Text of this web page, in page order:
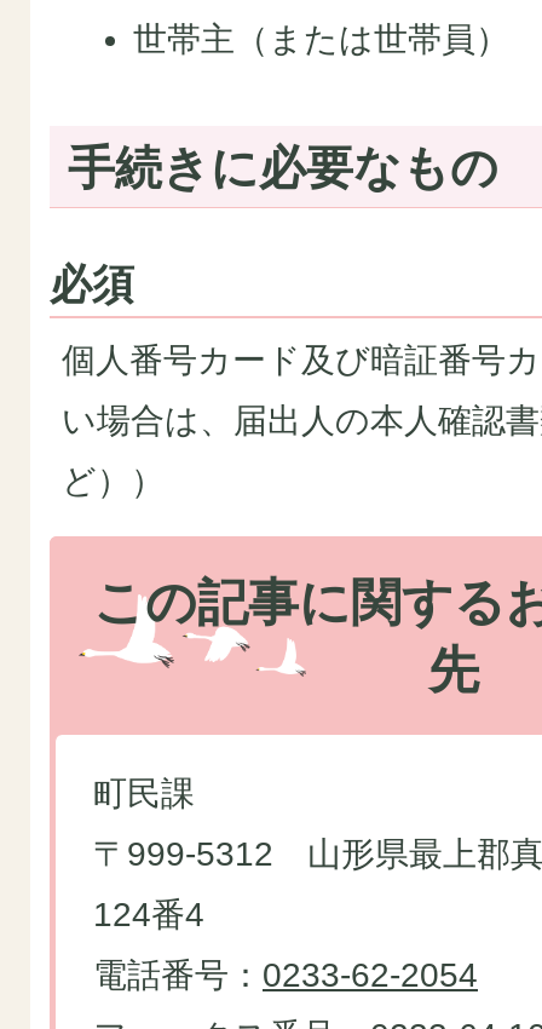
世帯主（または世帯員）
手続きに必要なもの
必須
個人番号カード及び暗証番号
い場合は、届出人の本人確認
ど））
この記事に関する
先
町民課
〒999-5312 山形県最上郡
124番4
電話番号： 0233-62-2054